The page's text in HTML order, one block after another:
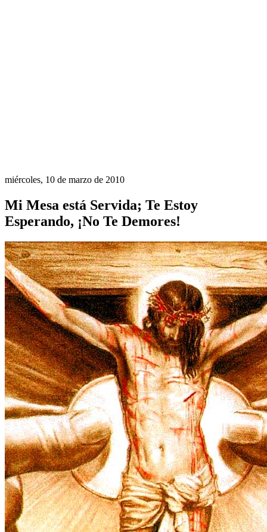
miércoles, 10 de marzo de 2010
Mi Mesa está Servida; Te Estoy
Esperando, ¡No Te Demores!